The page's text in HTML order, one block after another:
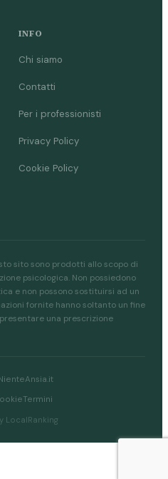
INFO
Chi siamo
Contatti
Per i professionisti
Privacy Policy
Cookie Policy
sito sono prodotti allo scopo di
psicologica. Non possiedono
e non possono sostituirsi ad un
fornite hanno soltanto un fine
una prescrizione
Termini
LocalRanking